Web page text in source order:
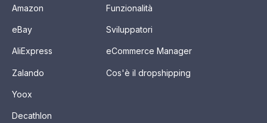
Amazon
eBay
AliExpress
Zalando
Yoox
Decathlon
Funzionalità
Sviluppatori
eCommerce Manager
Cos'è il dropshipping